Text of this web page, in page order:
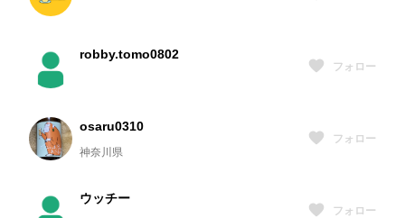
robby.tomo0802
フォロー
osaru0310
神奈川県
フォロー
ウッチー
フォロー